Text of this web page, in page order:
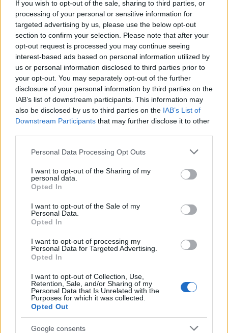
If you wish to opt-out of the sale, sharing to third parties, or
processing of your personal or sensitive information for
targeted advertising by us, please use the below opt-out
section to confirm your selection. Please note that after your
opt-out request is processed you may continue seeing
interest-based ads based on personal information utilized by
us or personal information disclosed to third parties prior to
your opt-out. You may separately opt-out of the further
disclosure of your personal information by third parties on the
IAB’s list of downstream participants. This information may
also be disclosed by us to third parties on the IAB’s List of
Downstream Participants that may further disclose it to other
Please note that this website/app uses one or more Google
not limited to your visit or usage behaviour. You may click to
grant or deny consent to Google and its third-party tags to
use your data for below specified purposes in below Google
consent section.
Personal Data Processing Opt Outs
I want to opt-out of the Sharing of my
personal data.
Opted In
I want to opt-out of the Sale of my
Personal Data.
Opted In
I want to opt-out of processing my
Personal Data for Targeted Advertising.
Opted In
I want to opt-out of Collection, Use,
Retention, Sale, and/or Sharing of my
Personal Data that Is Unrelated with the
Purposes for which it was collected.
Opted Out
Google consents
Abrasivi
I prodotti abrasivi
Antincendio
Estintori
Valige pronto soccorso
Antinfortunistica
Calzature
Abbigliamento alta visibilità
Adblue
Bombolette spray
Grasso
Paste
Utensileria
Lame per sega a nastro
Utensili elettrici